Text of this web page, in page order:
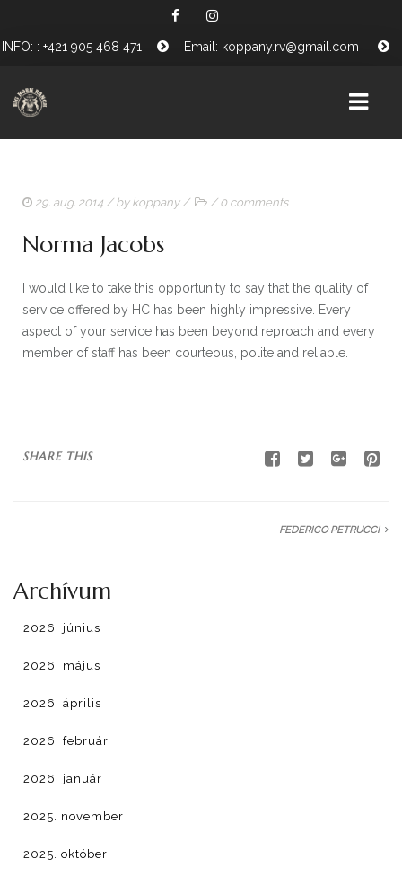
INFO: : +421 905 468 471 Email: koppany.rv@gmail.com
LOVAINK
PÓNISULI
PROGRAMJAINK
29. aug. 2014 / by koppany/ / 0 comments
Norma Jacobs
I would like to take this opportunity to say that the quality of
service offered by HC has been highly impressive. Every
aspect of your service has been beyond reproach and every
member of staff has been courteous, polite and reliable.
SHARE THIS
FEDERICO PETRUCCI
Archívum
2026. június
2026. május
2026. április
2026. február
2026. január
2025. november
2025. október